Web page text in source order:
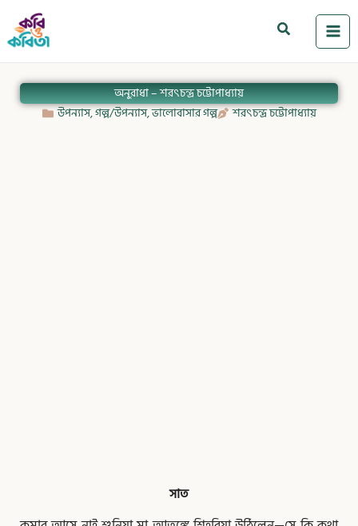
content
Search
অনুরাধা – শরৎচন্দ্র চট্টোপাধ্যায়
উপন্যাস,গল্প/উপন্যাস,ভালোবাসার গল্প শরৎচন্দ্র চট্টোপাধ্যায়
সাত
,
Page ,
Page
,,,,